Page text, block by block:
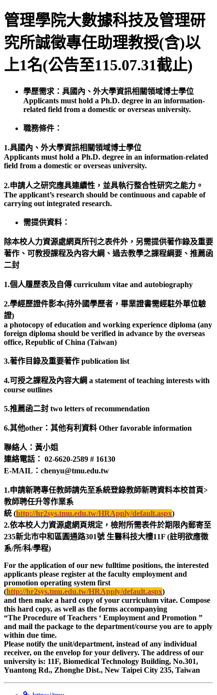
管理學院大數據科技及管理研
究所誠徵專任助理教授(含)以
上1名(公告至115.07.31截止)
學歷需求：具國內、外大學資訊相關領域博士學位
Applicants must hold a Ph.D. degree in an information-
related field from a domestic or overseas university.
職務條件：
1.具國內、外大學資訊相關領域博士學位
Applicants must hold a Ph.D. degree in an information-related
field from a domestic or overseas university.
2.申請人之研究應具連續性，並具執行整合性研究之能力。
The applicant’s research should be continuous and capable of
carrying out integrated research.
需提供資料：
除本校人力資源處網頁所刊之表件外，另需提供著作錄及重要
著作、可教授課程及內容大綱、過去教學之課程綱要、推薦函
二封
1.個人履歷表及自傳 curriculum vitae and autobiography
2.學經歷證件影本(持外國學歷者，畢業證書需經駐外單位驗
證)
a photocopy of education and working experience diploma (any
foreign diploma should be verified in advance by the overseas
office, Republic of China (Taiwan)
3.著作目錄及重要著作 publication list
4.可授之課程及內容大綱 a statement of teaching interests with
course outlines
5.推薦函二封 two letters of recommendation
6.其他other：其他有利資料 Other favorable information
聯絡人：黃小姐
連絡電話： 02-6620-2589 # 16130
E-MAIL：chenyu@tmu.edu.tw
1.申請新聘專任教師請先至系統登錄教師新聘資料本校首頁>
教師聘任升等作業系
統 (http://hr2sys.tmu.edu.tw/HRApply/default.aspx)
2.依本校人力資源處網頁規定，檢附所需表件於期限內郵寄至
235新北市中和區圓通路301號 生醫科技大樓11F (註明欲應徵
系/所/科/學程)
For the application of our new fulltime positions, the interested
applicants please register at the faculty employment and
promotion operating system first
(http://hr2sys.tmu.edu.tw/HRApply/default.aspx)
and then make a hard copy of your curriculum vitae. Compose
this hard copy, as well as the forms accompanying
“The Procedure of Teachers ‘ Employment and Promotion ”
and mail the package to the department/course you are to apply
within due time.
Please notify the unit/department, instead of any individual
receiver, on the envelop for your delivery. The address of our
university is: 11F, Biomedical Technology Building, No.301,
Yuantong Rd., Zhonghe Dist., New Taipei City 235, Taiwan